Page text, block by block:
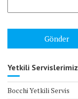
Yetkili Servislerimiz
Bocchi Yetkili Servis